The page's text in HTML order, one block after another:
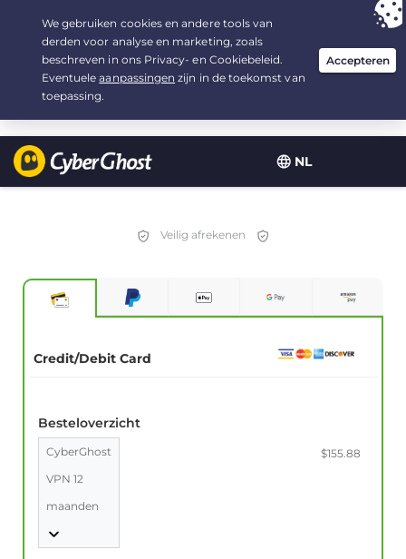
NL
Uw keuze:de beste aanbieding voor 3.3333333333333 jaar, voor $
2.23/maand
Veilig afrekenen
Credit/Debit Card
Besteloverzicht
CyberGhost
VPN 12
maanden
$155.88